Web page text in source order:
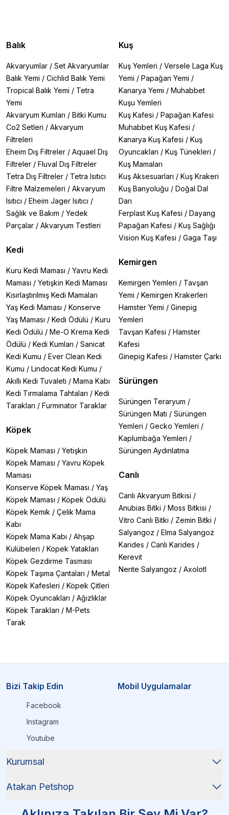
Balık
Akvaryumlar / Set Akvaryumlar
Balık Yemi / Cichlid Balık Yemi
Tropical Balık Yemi / Tetra
Yemi
Akvaryum Kumları / Bitki Kumu
Co2 Setleri / Akvaryum
Filtreleri
Eheim Dış Filtreler / Aquael Dış
Filtreler / Fluval Dış Filtreler
Tetra Dış Filtreler / Tetra Isıtıcı
Filtre Malzemeleri / Akvaryum
Isıtıcı / Eheim Jager Isıtıcı /
Sağlık ve Bakım / Yedek
Parçalar / Akvaryum Testleri
Kedi
Kuru Kedi Maması / Yavru Kedi
Maması / Yetişkin Kedi Maması
Kısırlaştırılmış Kedi Mamaları
Yaş Kedi Maması / Konserve
Yaş Maması / Kedi Ödülü / Kuru
Kedi Ödülü / Me-O Krema Kedi
Ödülü / Kedi Kumları / Sanicat
Kedi Kumu / Ever Clean Kedi
Kumu / Lindocat Kedi Kumu /
Akıllı Kedi Tuvaleti / Mama Kabı
Kedi Tırmalama Tahtaları / Kedi
Tarakları / Furminator Taraklar
Köpek
Köpek Maması / Yetişkin
Köpek Maması / Yavru Köpek
Maması
Konserve Köpek Maması / Yaş
Köpek Maması / Köpek Ödülü
Köpek Kemik / Çelik Mama
Kabı
Köpek Mama Kabı / Ahşap
Kulübeleri / Köpek Yatakları
Köpek Gezdirme Tasması
Köpek Taşıma Çantaları / Metal
Köpek Kafesleri / Köpek Çitleri
Köpek Oyuncakları / Ağızlıklar
Köpek Tarakları / M-Pets
Tarak
Kuş
Kuş Yemleri / Versele Laga Kuş
Yemi / Papağan Yemi /
Kanarya Yemi / Muhabbet
Kuşu Yemleri
Kuş Kafesi / Papağan Kafesi
Muhabbet Kuş Kafesi /
Kanarya Kuş Kafesi / Kuş
Oyuncakları / Kuş Tünekleri /
Kuş Mamaları
Kuş Aksesuarları / Kuş Krakeri
Kuş Banyoluğu / Doğal Dal
Darı
Ferplast Kuş Kafesi / Dayang
Papağan Kafesi / Kuş Sağlığı
Vision Kuş Kafesi / Gaga Taşı
Kemirgen
Kemirgen Yemleri / Tavşan
Yemi / Kemirgen Krakerleri
Hamster Yemi / Ginepig
Yemleri
Tavşan Kafesi / Hamster
Kafesi
Ginepig Kafesi / Hamster Çarkı
Sürüngen
Sürüngen Teraryum /
Sürüngen Matı / Sürüngen
Yemleri / Gecko Yemleri /
Kaplumbağa Yemleri /
Sürüngen Aydınlatma
Canlı
Canlı Akvaryum Bitkisi /
Anubias Bitki / Moss Bitkisi /
Vitro Canlı Bitki / Zemin Bitki /
Salyangoz / Elma Salyangoz
Karides / Canlı Karides /
Kerevit
Nerite Salyangoz / Axolotl
Bizi Takip Edin
Facebook
Instagram
Youtube
Mobil Uygulamalar
Kurumsal
Atakan Petshop